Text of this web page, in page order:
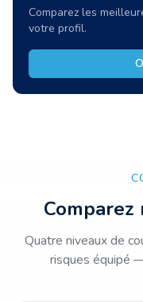
Comparez les
votre profil.
Quatre niveaux de
risques équipé